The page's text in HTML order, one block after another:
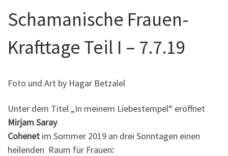
Schamanische Frauen-
Krafttage Teil I – 7.7.19
Foto und Art by Hagar Betzalel
Unter dem Titel „In meinem Liebestempel“ eröffnet
Mirjam Saray
Cohenet im Sommer 2019 an drei Sonntagen einen
heilenden Raum für Frauen: